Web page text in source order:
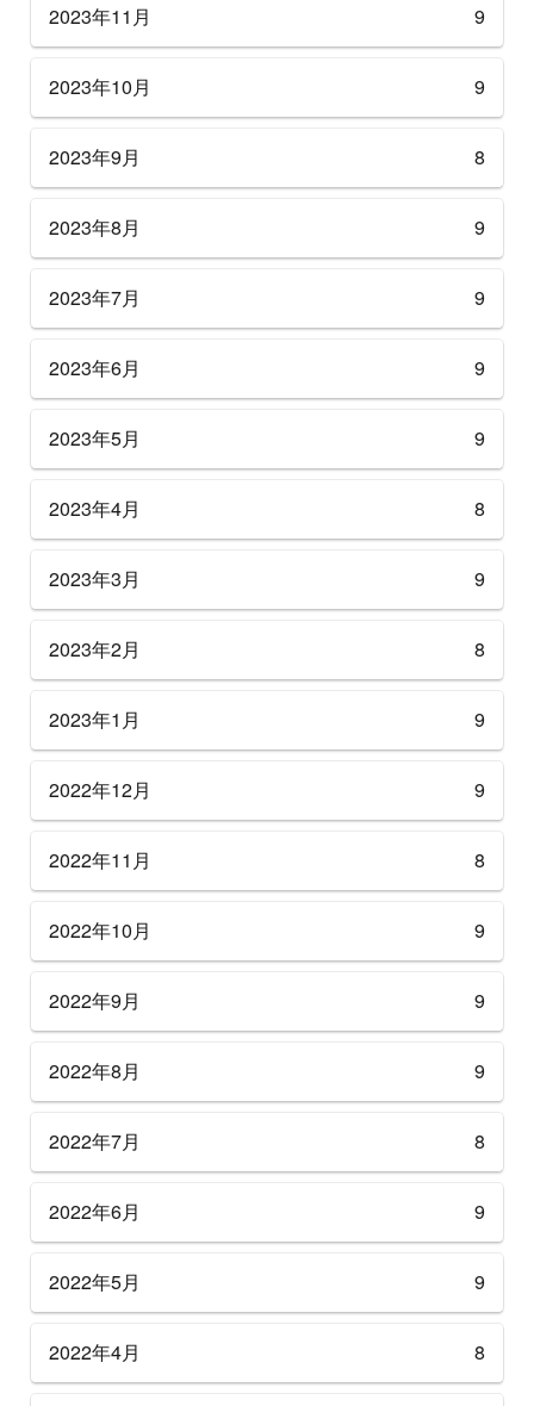
2023年11月 9
2023年10月 9
2023年9月 8
2023年8月 9
2023年7月 9
2023年6月 9
2023年5月 9
2023年4月 8
2023年3月 9
2023年2月 8
2023年1月 9
2022年12月 9
2022年11月 8
2022年10月 9
2022年9月 9
2022年8月 9
2022年7月 8
2022年6月 9
2022年5月 9
2022年4月 8